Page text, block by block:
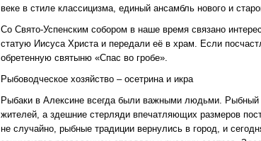
веке в стиле классицизма, единый ансамбль нового и
Со Свято-Успенским собором в наше время связано
статую Иисуса Христа и передали её в храм. Если
обретенную святыню «Спас во гробе».
Рыбоводческое хозяйство – осетрина и икра
Рыбаки в Алексине всегда были важными людьми.
жителей, а здешние стерляди впечатляющих размеров
не случайно, рыбные традиции вернулись в город, и